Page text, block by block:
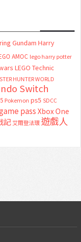
Gundam Harry
AMOC lego harry potter
LEGO Technic
HUNTER WORLD
Switch
Pokemon ps5 SDCC
passXbox One
記艾爾登法環 遊戲人